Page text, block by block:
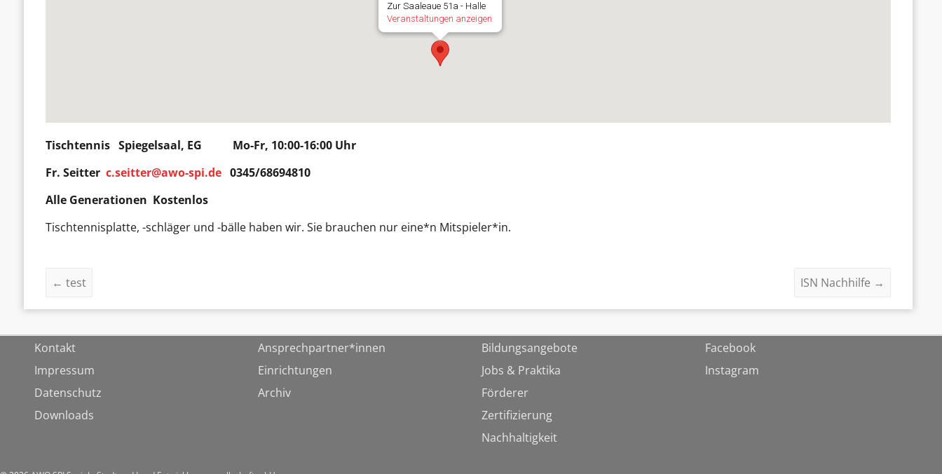
Zur Saaleaue 51a - Halle
Veranstaltungen anzeigen
Tischtennis Spiegelsaal, EG Mo-Fr, 10:00-16:00 Uhr
Fr. Seitterc.seitter@awo-spi.de 0345/68694810
Alle Generationen Kostenlos
Tischtennisplatte, -schläger und -bälle haben wir. Sie brauchen nur eine*n Mitspieler*in.
← test ISN Nachhilfe →
Kontakt
Impressum
Datenschutz
Downloads
Ansprechpartner*innen
Einrichtungen
Archiv
Bildungsangebote
Jobs & Praktika
Förderer
Zertifizierung
Nachhaltigkeit
Facebook
Instagram